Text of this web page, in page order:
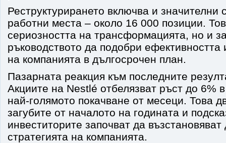
Реструктурирането включва и значителни
работни места – около 16 000 позиции.
сериозността на трансформацията, но и
ръководството да подобри ефективността
на компанията в дългосрочен план.
Пазарната реакция към последните
Акциите на Nestlé отбелязват ръст до 6%
най-голямото покачване от месеци. Това
загубите от началото на годината и
инвеститорите започват да
стратегията на компанията.